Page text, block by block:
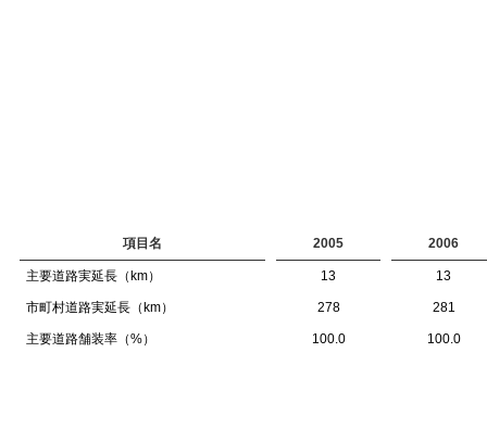
項目名 2005 2006
主要道路実延長（km） 13 13
市町村道路実延長（km） 278 281
主要道路舗装率（%） 100.0 100.0